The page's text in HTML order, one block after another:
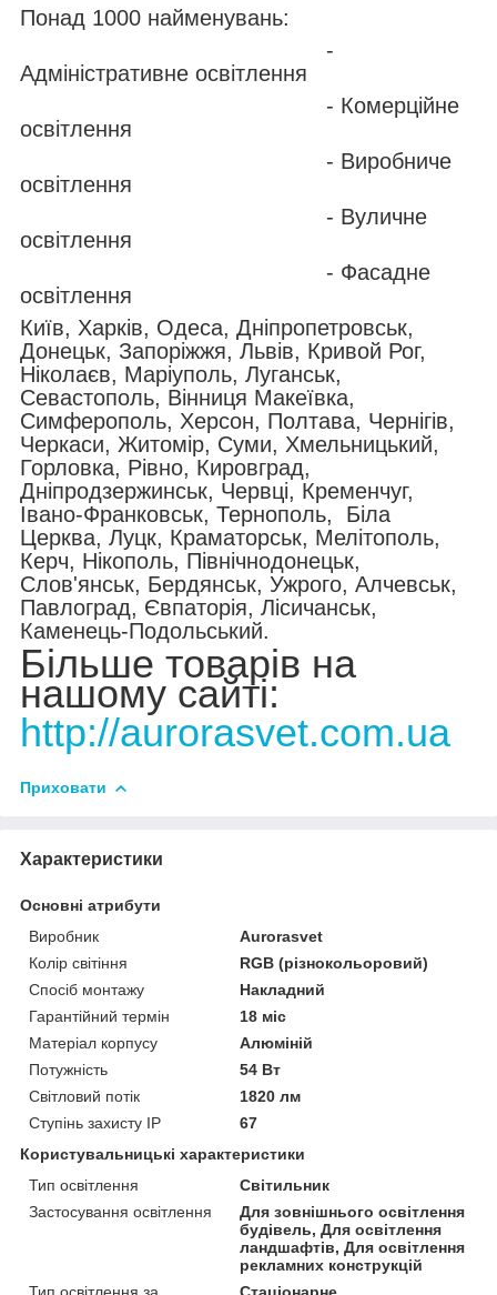
Понад 1000 найменувань:
-
Адміністративне освітлення
- Комерційне
освітлення
- Виробниче
освітлення
- Вуличне
освітлення
- Фасадне
освітлення
Київ, Харків, Одеса, Дніпропетровськ,
Донецьк, Запоріжжя, Львів, Кривой Рог,
Ніколаєв, Маріуполь, Луганськ,
Севастополь, Вінниця Макеївка,
Симферополь, Херсон, Полтава, Чернігів,
Черкаси, Житомір, Суми, Хмельницький,
Горловка, Рівно, Кировград,
Дніпродзержинськ, Червці, Кременчуг,
Івано-Франковськ, Тернополь, Біла
Церква, Луцк, Краматорськ, Мелітополь,
Керч, Нікополь, Північнодонецьк,
Слов'янськ, Бердянськ, Ужрого, Алчевськ,
Павлоград, Євпаторія, Лісичанськ,
Каменець-Подольський.
Більше товарів на
нашому сайті:
http://aurorasvet.com.ua
Приховати
Характеристики
Основні атрибути
Виробник
Аurorasvet
Колір світіння
RGB (різнокольоровий)
Спосіб монтажу
Накладний
Гарантійний термін
18 міс
Матеріал корпусу
Алюміній
Потужність
54 Вт
Світловий потік
1820 лм
Ступінь захисту IP
67
Користувальницькі характеристики
Тип освітлення
Світильник
Застосування освітлення
Для зовнішнього освітлення
будівель, Для освітлення
ландшафтів, Для освітлення
рекламних конструкцій